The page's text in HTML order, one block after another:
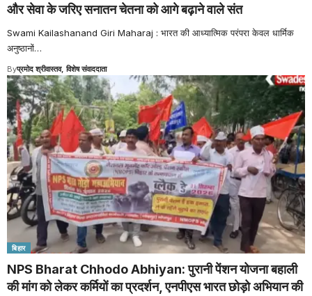
और सेवा के जरिए सनातन चेतना को आगे बढ़ाने वाले संत
Swami Kailashanand Giri Maharaj : भारत की आध्यात्मिक परंपरा केवल धार्मिक
अनुष्ठानों…
Byप्रमोद श्रीवास्तव, विशेष संवाददाता
बिहार
NPS Bharat Chhodo Abhiyan: पुरानी पेंशन योजना बहाली
की मांग को लेकर कर्मियों का प्रदर्शन, एनपीएस भारत छोड़ो अभियान की